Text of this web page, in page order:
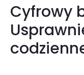
Cyfrowy